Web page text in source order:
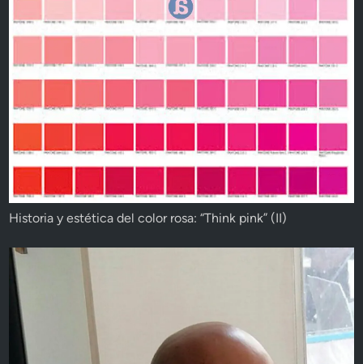
Historia y estética del color rosa: “Think pink” (II)